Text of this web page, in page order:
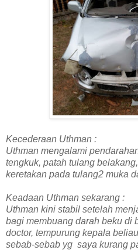
Kecederaan Uthman :
Uthman mengalami
tengkuk, patah tulang
keretakan pada tulang2 muka
Keadaan Uthman sekarang :
Uthman kini stabil setelah
bagi membuang darah beku di
doctor, tempurung kepala
sebab-sebab yg saya kurang